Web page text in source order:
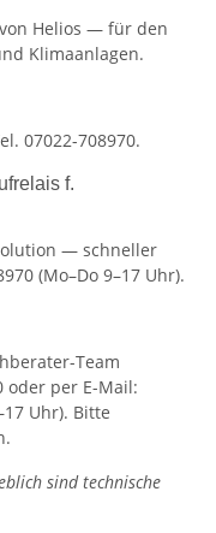
Helios — für den
Klimaanlagen.
07022-708970.
f.
— schneller
(Mo–Do 9–17 Uhr).
Team
oder per E-Mail:
Uhr). Bitte
sind technische